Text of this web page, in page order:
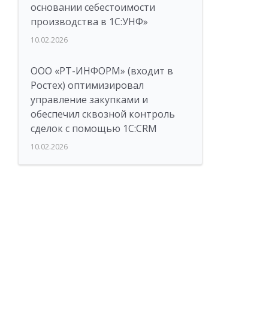
основании себестоимости
производства в 1С:УНФ»
10.02.2026
ООО «РТ-ИНФОРМ» (входит в
Ростех) оптимизировал
управление закупками и
обеспечил сквозной контроль
сделок с помощью 1С:CRM
10.02.2026